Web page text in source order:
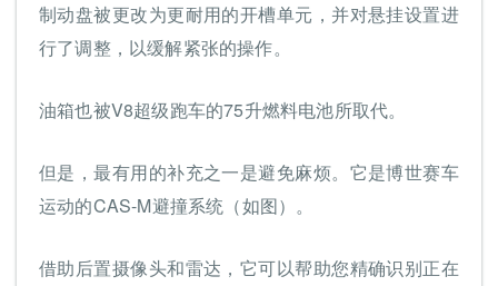
制动盘被更改为更耐用的开槽单元，并对悬挂设置进
行了调整，以缓解紧张的操作。
油箱也被V8超级跑车的75升燃料电池所取代。
但是，最有用的补充之一是避免麻烦。它是博世赛车
运动的CAS-M避撞系统（如图）。
借助后置摄像头和雷达，它可以帮助您精确识别正在